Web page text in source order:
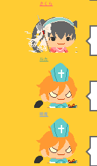
さくら
ルカ
睡魔